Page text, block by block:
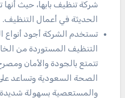
شركة تنظيف بابها، حيث أنها
الحديثة في أعمال التنظيف.
تستخدم الشركة أجود
التنظيف المستوردة من
تتمتع بالجودة والأمان
الصحة السعودية وتساعد على
والمستعصية بسهولة